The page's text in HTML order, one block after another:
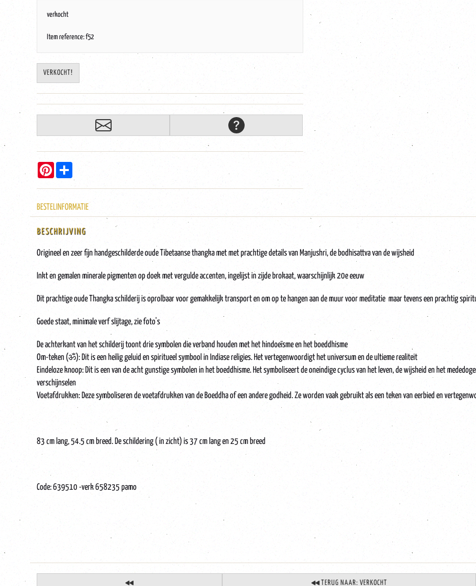
verkocht
Item reference: f52
VERKOCHT!
Pinterest
BESTELINFORMATIE
BESCHRIJVING
Origineel en zeer fijn handgeschilderde oude Tibetaanse thangka met met prachtige details van Manjushri, de bodhisattva van de wijsheid
Inkt en gemalen minerale pigmenten op doek met vergulde accenten, ingelijst in zijde brokaat, waarschijnlijk 20e eeuw
Dit prachtige oude Thangka schilderij is oprolbaar voor gemakkelijk transport en om op te hangen aan de muur voor meditatie maar tevens een prachtig
Goede staat, minimale verf slijtage, zie foto's
De achterkant van het schilderij toont drie symbolen die verband houden met het hindoeïsme en het boeddhisme
Om-teken (ॐ): Dit is een heilig geluid en spiritueel symbool in Indiase religies. Het vertegenwoordigt het universum en de ultieme realiteit
Eindeloze knoop: Dit is een van de acht gunstige symbolen in het boeddhisme. Het symboliseert de oneindige cyclus van het leven, de wijsheid en het
verschijnselen
Voetafdrukken: Deze symboliseren de voetafdrukken van de Boeddha of een andere godheid. Ze worden vaak gebruikt als een teken van eerbied en
83 cm lang, 54.5 cm breed. De schildering ( in zicht) is 37 cm lang en 25 cm breed
Code: 639510 -verk 658235 pamo
TERUG NAAR: VERKOCHT